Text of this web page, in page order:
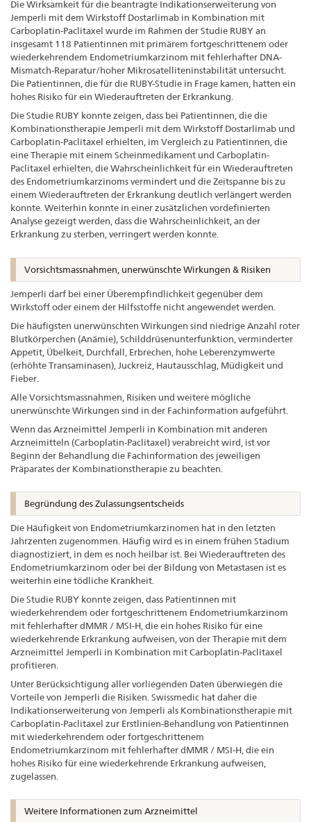
Die Wirksamkeit für die beantragte Indikationserweiterung von
Jemperli mit dem Wirkstoff Dostarlimab in Kombination mit
Carboplatin-Paclitaxel wurde im Rahmen der Studie RUBY an
insgesamt 118 Patientinnen mit primärem fortgeschrittenem oder
wiederkehrendem Endometriumkarzinom mit fehlerhafter DNA-
Mismatch-Reparatur/hoher Mikrosatelliteninstabilität untersucht.
Die Patientinnen, die für die RUBY-Studie in Frage kamen, hatten ein
hohes Risiko für ein Wiederauftreten der Erkrankung.
Die Studie RUBY konnte zeigen, dass bei Patientinnen, die die
Kombinationstherapie Jemperli mit dem Wirkstoff Dostarlimab und
Carboplatin-Paclitaxel erhielten, im Vergleich zu Patientinnen, die
eine Therapie mit einem Scheinmedikament und Carboplatin-
Paclitaxel erhielten, die Wahrscheinlichkeit für ein Wiederauftreten
des Endometriumkarzinoms vermindert und die Zeitspanne bis zu
einem Wiederauftreten der Erkrankung deutlich verlängert werden
konnte. Weiterhin konnte in einer zusätzlichen vordefinierten
Analyse gezeigt werden, dass die Wahrscheinlichkeit, an der
Erkrankung zu sterben, verringert werden konnte.
Vorsichtsmassnahmen, unerwünschte Wirkungen & Risiken
Jemperli darf bei einer Überempfindlichkeit gegenüber dem
Wirkstoff oder einem der Hilfsstoffe nicht angewendet werden.
Die häufigsten unerwünschten Wirkungen sind niedrige Anzahl roter
Blutkörperchen (Anämie), Schilddrüsenunterfunktion, verminderter
Appetit, Übelkeit, Durchfall, Erbrechen, hohe Leberenzymwerte
(erhöhte Transaminasen), Juckreiz, Hautausschlag, Müdigkeit und
Fieber.
Alle Vorsichtsmassnahmen, Risiken und weitere mögliche
unerwünschte Wirkungen sind in der Fachinformation aufgeführt.
Wenn das Arzneimittel Jemperli in Kombination mit anderen
Arzneimitteln (Carboplatin-Paclitaxel) verabreicht wird, ist vor
Beginn der Behandlung die Fachinformation des jeweiligen
Präparates der Kombinationstherapie zu beachten.
Begründung des Zulassungsentscheids
Die Häufigkeit von Endometriumkarzinomen hat in den letzten
Jahrzenten zugenommen. Häufig wird es in einem frühen Stadium
diagnostiziert, in dem es noch heilbar ist. Bei Wiederauftreten des
Endometriumkarzinom oder bei der Bildung von Metastasen ist es
weiterhin eine tödliche Krankheit.
Die Studie RUBY konnte zeigen, dass Patientinnen mit
wiederkehrendem oder fortgeschrittenem Endometriumkarzinom
mit fehlerhafter dMMR / MSI-H, die ein hohes Risiko für eine
wiederkehrende Erkrankung aufweisen, von der Therapie mit dem
Arzneimittel Jemperli in Kombination mit Carboplatin-Paclitaxel
profitieren.
Unter Berücksichtigung aller vorliegenden Daten überwiegen die
Vorteile von Jemperli die Risiken. Swissmedic hat daher die
Indikationserweiterung von Jemperli als Kombinationstherapie mit
Carboplatin-Paclitaxel zur Erstlinien-Behandlung von Patientinnen
mit wiederkehrendem oder fortgeschrittenem
Endometriumkarzinom mit fehlerhafter dMMR / MSI-H, die ein
hohes Risiko für eine wiederkehrende Erkrankung aufweisen,
zugelassen.
Weitere Informationen zum Arzneimittel